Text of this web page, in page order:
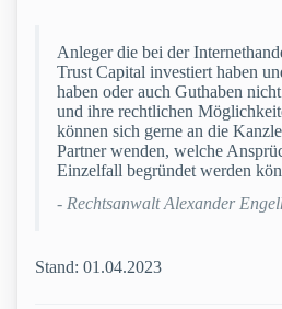
Anleger die bei der
Trust Capital investiert haben
haben oder auch Guthaben
und ihre rechtlichen
können sich gerne an die
Partner wenden, welche
Einzelfall begründet werden
- Rechtsanwalt Alexander
Stand: 01.04.2023